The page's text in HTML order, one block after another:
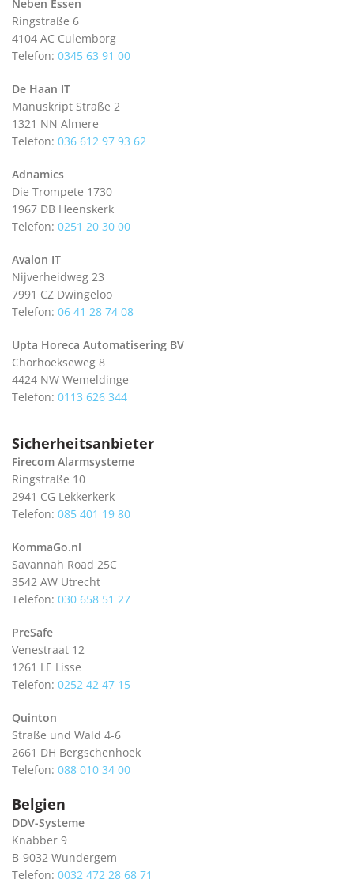
Neben Essen
Ringstraße 6
4104 AC Culemborg
Telefon: 0345 63 91 00
De Haan IT
Manuskript Straße 2
1321 NN Almere
Telefon: 036 612 97 93 62
Adnamics
Die Trompete 1730
1967 DB Heenskerk
Telefon: 0251 20 30 00
Avalon IT
Nijverheidweg 23
7991 CZ Dwingeloo
Telefon: 06 41 28 74 08
Upta Horeca Automatisering BV
Chorhoekseweg 8
4424 NW Wemeldinge
Telefon: 0113 626 344
Sicherheitsanbieter
Firecom Alarmsysteme
Ringstraße 10
2941 CG Lekkerkerk
Telefon: 085 401 19 80
KommaGo.nl
Savannah Road 25C
3542 AW Utrecht
Telefon: 030 658 51 27
PreSafe
Venestraat 12
1261 LE Lisse
Telefon: 0252 42 47 15
Quinton
Straße und Wald 4-6
2661 DH Bergschenhoek
Telefon: 088 010 34 00
Belgien
DDV-Systeme
Knabber 9
B-9032 Wundergem
Telefon: 0032 472 28 68 71